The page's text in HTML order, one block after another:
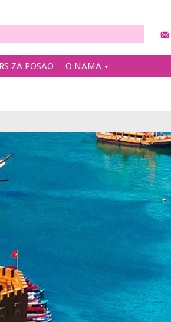
ZA POSAO O NAMA